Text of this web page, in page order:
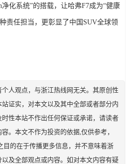
化系统”的搭载，让哈弗F7成为“健康
责任担当，更彰显了中国SUV全球领
人观点，与浙江热线网无关。其原创性
证实，对本文以及其中全部或者部分内
性本站不作出任何保证或承诺，请读者
。本文不作为投资的依据,仅供参考，
目的在于传播更多信息，并不意味着浙
及全部观点或内容。如对本文内容有疑